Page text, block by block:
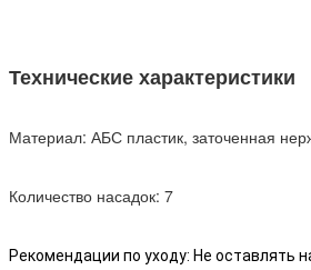
Технические характеристики
Материал: АБС пластик, заточенная
Количество насадок: 7
Рекомендации по уходу: Не оставлять